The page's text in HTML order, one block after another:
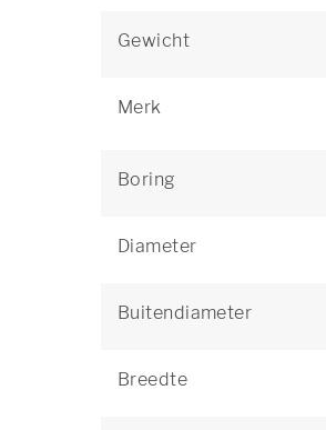
Gewicht
Merk
Boring
Diameter
Buitendiameter
Breedte